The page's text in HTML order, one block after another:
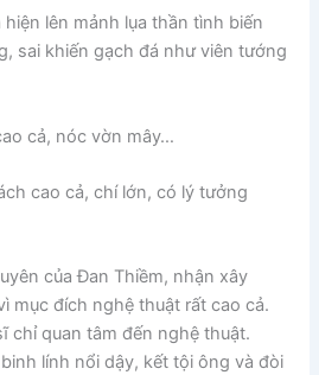
lên mảnh lụa thần tình biến
sai khiến gạch đá như viên tướng
cả, nóc vờn mây…
cao cả, chí lớn, có lý tưởng
của Đan Thiềm, nhận xây
mục đích nghệ thuật rất cao cả.
chỉ quan tâm đến nghệ thuật.
lính nổi dậy, kết tội ông và đòi